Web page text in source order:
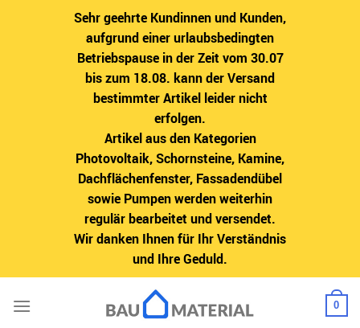
Sehr geehrte Kundinnen und Kunden,
aufgrund einer urlaubsbedingten
Betriebspause in der Zeit vom 30.07
bis zum 18.08. kann der Versand
bestimmter Artikel leider nicht
erfolgen.
Artikel aus den Kategorien
Photovoltaik, Schornsteine, Kamine,
Dachflächenfenster, Fassadendübel
sowie Pumpen werden weiterhin
regulär bearbeitet und versendet.
Wir danken Ihnen für Ihr Verständnis
und Ihre Geduld.
Inhalt
0